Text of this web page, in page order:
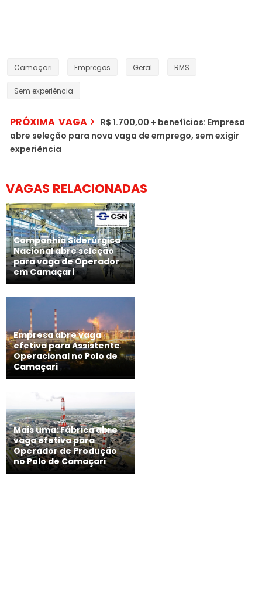
Camaçari Empregos Geral RMS
Sem experiência
PRÓXIMA VAGA
R$ 1.700,00 + benefícios: Empresa
abre seleção para nova vaga de emprego, sem exigir
experiência
VAGAS RELACIONADAS
Companhia Siderúrgica
Nacional abre seleção
para vaga de Operador
em Camaçari
Empresa abre vaga
efetiva para Assistente
Operacional no Polo de
Camaçari
Mais uma: Fábrica abre
vaga efetiva para
Operador de Produção
no Polo de Camaçari